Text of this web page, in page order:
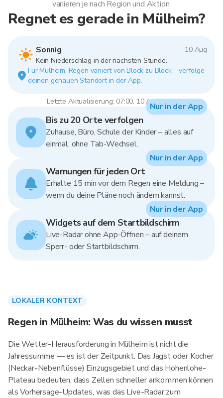
Regnet es gerade in Mülheim?
Sonnig
10 Aug
Kein Niederschlag in der nächsten Stunde.
Für Mülheim. Regen variiert von Block zu Block – verfolge
deinen genauen Standort in der App.
Letzte Aktualisierung: 07:00, 10 Aug 2026
variieren je nach Region und Aktion.
Bis zu 20 Orte verfolgen
Zuhause, Büro, Schule der Kinder – alles auf
einmal, ohne Tab-Wechsel.
Nur in der App
Warnungen für jeden Ort
Erhalte 15 min vor dem Regen eine Meldung –
wenn du deine Pläne noch ändern kannst.
Nur in der App
Widgets auf dem Startbildschirm
Live-Radar ohne App-Öffnen – auf deinem
Sperr- oder Startbildschirm.
Nur in der App
LOKALER KONTEXT
Regen in Mülheim: Was du wissen musst
Die Wetter-Herausforderung in Mülheim ist nicht die
Jahressumme — es ist der Zeitpunkt. Das Jagst oder Kocher
(Neckar-Nebenflüsse) Einzugsgebiet und das Hohenlohe-
Plateau bedeuten, dass Zellen schneller ankommen können
als Vorhersage-Updates, was das Live-Radar zum